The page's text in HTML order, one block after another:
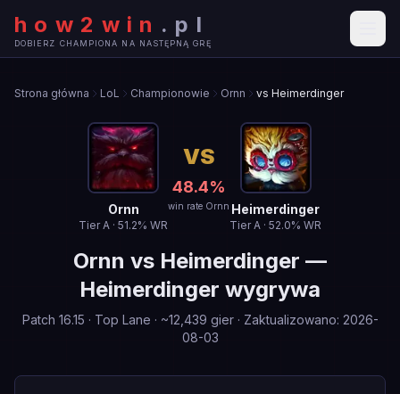
how2win . pl
DOBIERZ CHAMPIONA NA NASTĘPNĄ GRĘ
Strona główna LoL Championowie Ornn vs Heimerdinger
Ornn
TierA · 51.2% WR
VS
48.4%
win rate Ornn Heimerdinger
TierA · 52.0% WR
Ornn vs Heimerdinger —
Heimerdinger wygrywa
Patch 16.15 · Top Lane · ~12,439 gier· Zaktualizowano: 2026-
08-03